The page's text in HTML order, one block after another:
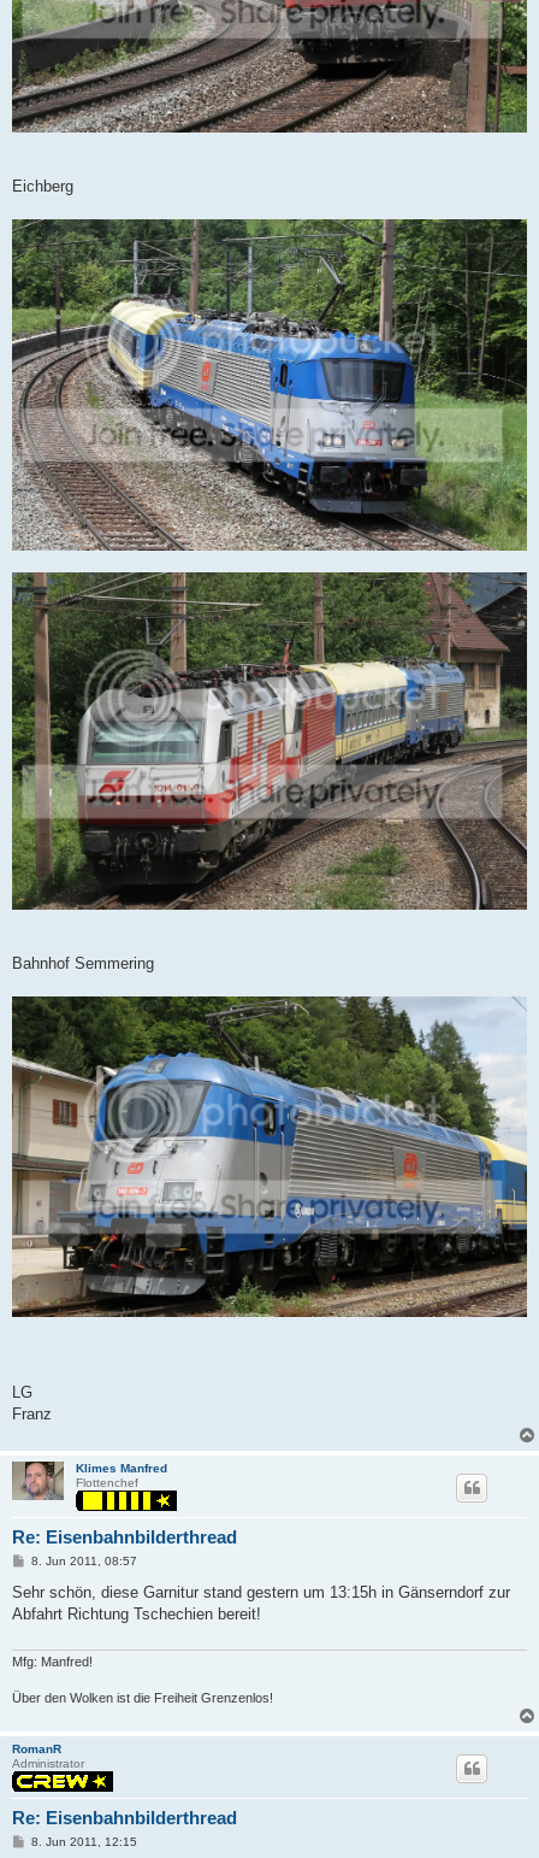
Eichberg
Bahnhof Semmering
LG
Franz
Klimes Manfred
Flottenchef
Re: Eisenbahnbilderthread
P
s
8. Jun 2011, 08:57
Sehr schön, diese Garnitur stand gestern um 13:15h in Gänserndorf zur
Abfahrt Richtung Tschechien bereit!
Mfg: Manfred!
Über den Wolken ist die Freiheit Grenzenlos!
RomanR
Administrator
Re: Eisenbahnbilderthread
P8. Jun 2011, 12:15